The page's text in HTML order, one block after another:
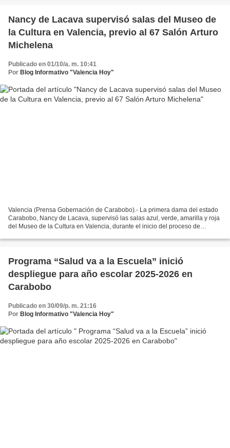
Nancy de Lacava supervisó salas del Museo de
la Cultura en Valencia, previo al 67 Salón Arturo
Michelena
Publicado en 01/10/a. m. 10:41
Por Blog Informativo "Valencia Hoy"
Valencia (Prensa Gobernación de Carabobo).- La primera dama del estado
Carabobo, Nancy de Lacava, supervisó las salas azul, verde, amarilla y roja
del Museo de la Cultura en Valencia, durante el inicio del proceso de
Programa “Salud va a la Escuela” inició
despliegue para año escolar 2025-2026 en
Carabobo
Publicado en 30/09/p. m. 21:16
Por Blog Informativo "Valencia Hoy"